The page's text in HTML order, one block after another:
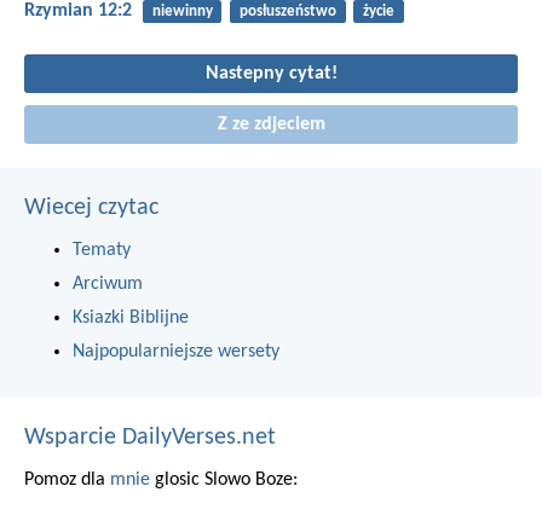
Rzymian 12:2 niewinny posłuszeństwo życie
Nastepny cytat!
Z ze zdjeciem
Wiecej czytac
Tematy
Arciwum
Ksiazki Biblijne
Najpopularniejsze wersety
Wsparcie DailyVerses.net
Pomoz dla mnie glosic Slowo Boze: